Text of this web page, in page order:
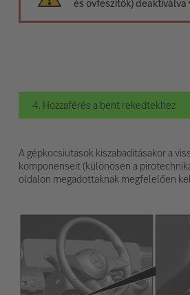
és övfeszítők) deaktiválva
4. Hozzaférés a bent rekedtekhez
A gépkocsiutasok kiszabadításakor a
komponenseit (különösen a
oldalon megadottaknak megfelelően